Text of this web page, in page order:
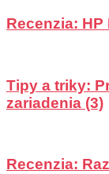
Recenzia: HP
Tipy a triky:
zariadenia (3)
Recenzia: